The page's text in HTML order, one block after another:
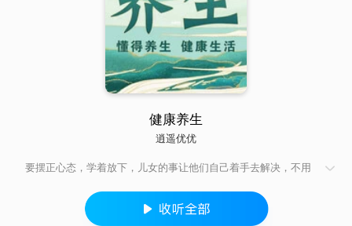
健康养生
逍遥优优
要摆正心态，学着放下，儿女的事让他们自己着手去解决，不用
糕。将精力用于照顾好自己，确保日常生活能够顺利的进行，每
天能吃能睡能耍，自己也很舒坦，儿女也很安心。一定要管好自